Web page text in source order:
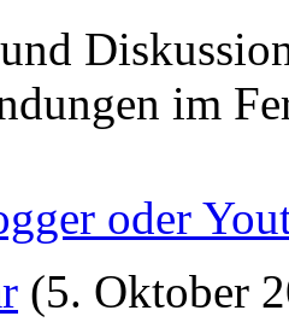
im
oder
(5. Oktober